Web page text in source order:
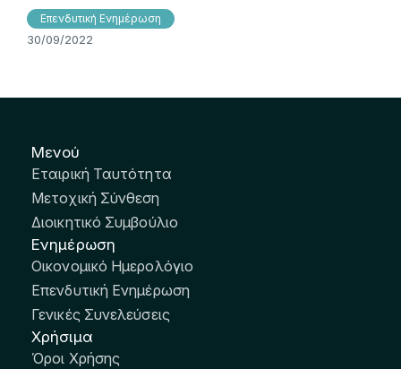
Επενδυτική Ενημέρωση
30/09/2022
Μενού
Εταιρική Ταυτότητα
Μετοχική Σύνθεση
Διοικητικό Συμβούλιο
Ενημέρωση
Οικονομικό Ημερολόγιο
Επενδυτική Ενημέρωση
Γενικές Συνελεύσεις
Χρήσιμα
Όροι Χρήσης